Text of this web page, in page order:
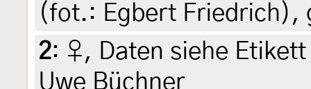
(fot.: Egbert Friedrich),
2: ♀, Daten siehe
Uwe Büchner